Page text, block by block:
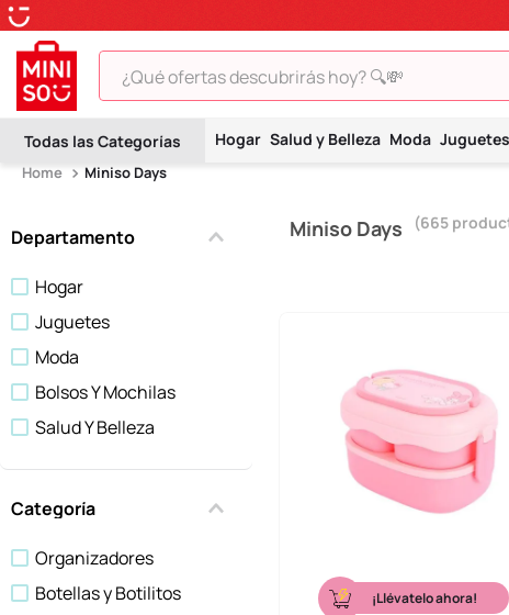
¿Qué ofertas descubrirás hoy? 🔍💸
Hogar Salud y Belleza Moda Juguetes
Miniso Days
Departamento
Hogar
Juguetes
Moda
Bolsos Y Mochilas
Salud Y Belleza
Categoría
Organizadores
Botellas y Botilitos
Miniso Days 665
¡Llévatelo ahora!
TÉRMINOS MÁS BUSCADOS
snoopy
7
9.
llaveros
one piece